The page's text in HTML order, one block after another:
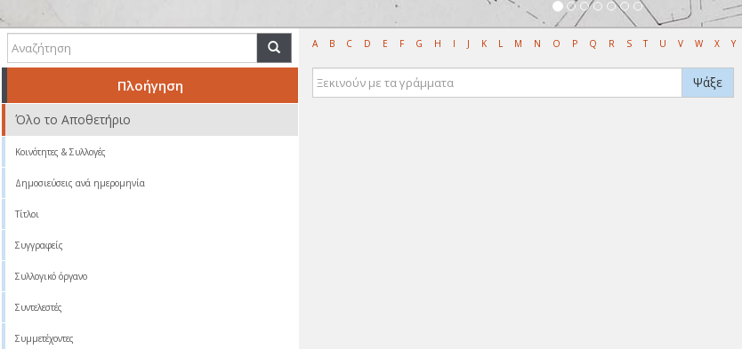
A B C D E F G H I J K L M N O P Q R S T U V W X Y
Ψάξε
Πλοήγηση
Όλο το Αποθετήριο
Κοινότητες & Συλλογές
Δημοσιεύσεις ανά ημερομηνία
Τίτλοι
Συγγραφείς
Συλλογικό όργανο
Συντελεστές
Συμμετέχοντες